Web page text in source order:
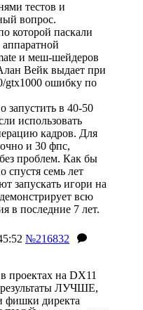
тестов и
вопрос.
которой паскали
аппаратной
и меш-шейдеров
Вейк выдает при
gtx1000 ошибку по
запустить в 40-50
использовать
кадров. Для
и 30 фпс,
проблем. Как бы
спустя семь лет
запускать игори на
всю
в последние 7 лет.
№216832
проектах на DX11
результаты ЛУЧШЕ,
фишки директа